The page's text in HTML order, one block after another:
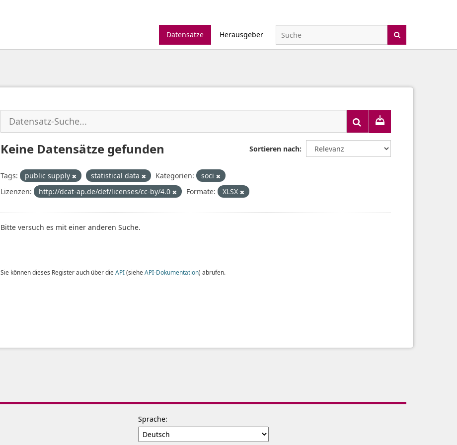
Datensätze
Herausgeber
Sortieren nach
Keine Datensätze gefunden
Tags: public supply statistical data Kategorien:
soci
Lizenzen:
http://dcat-ap.de/def/licenses/cc-by/4.0 Formate: XLSX
Bitte versuch es mit einer anderen Suche.
Sie können dieses Register auch über die API(siehe API-Dokumentation) abrufen.
Sprache